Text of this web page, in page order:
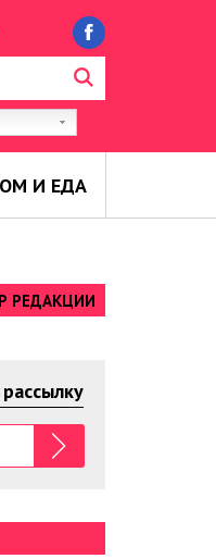
И ЕДА
РЕДАКЦИИ